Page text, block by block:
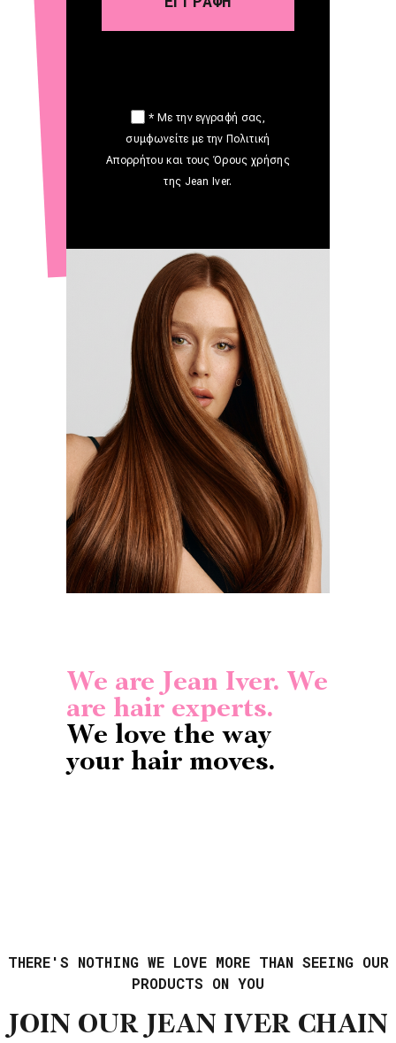
* Με την εγγραφή σας,
συμφωνείτε με την Πολιτική
Απορρήτου και τους Όρους χρήσης
της Jean Iver.
We are Jean Iver. We
are hair experts.
We love the way
your hair moves.
THERE'S NOTHING WE LOVE MORE THAN SEEING OUR
PRODUCTS ON YOU
JOIN OUR JEAN IVER CHAIN